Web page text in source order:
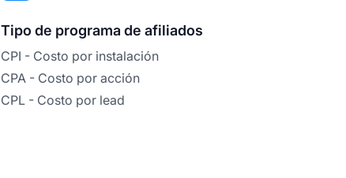
Tipo de programa de afiliados
CPI - Costo por instalación
CPA - Costo por acción
CPL - Costo por lead